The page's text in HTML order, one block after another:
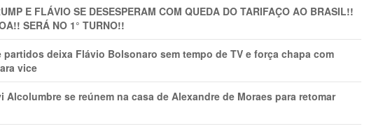
E FLÁVIO SE DESESPERAM COM QUEDA DO TARIFAÇO AO BRASIL!!
SERÁ NO 1° TURNO!!
partidos deixa Flávio Bolsonaro sem tempo de TV e força chapa com
vice
Alcolumbre se reúnem na casa de Alexandre de Moraes para retomar